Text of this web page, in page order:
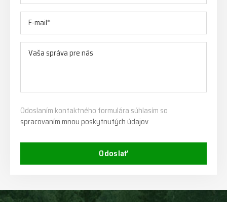
Odoslaním kontaktného formulára súhlasím so
spracovaním mnou poskytnutých údajov
Odoslať